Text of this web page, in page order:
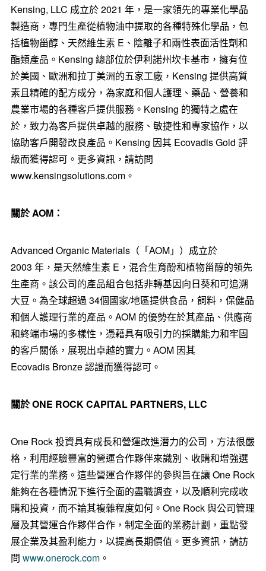
Kensing, LLC 成立於 2021 年，是一家領先的專業化學品
製造商，專門生產從植物油中提取的各種特殊化學品，包
括植物甾醇、天然維生素 E、陰離子和兩性表面活性劑和
酯類產品。Kensing 總部位於伊利諾州坎卡基市，擁有位
於美國、歐洲和拉丁美洲的五家工廠，Kensing 提供高質
素且精確的配方成分，為家庭和個人護理、藥品、營養和
農業市場的各種客戶提供服務。Kensing 的獨特之處在
於，致力為客戶提供卓越的服務、敏捷性和專家協作，以
協助客戶開發改良產品。Kensing 因其 Ecovadis Gold 評
級而獲得認可。更多資訊，請訪問
www.kensingsolutions.com。
關於AOM：
Advanced Organic Materials（「AOM」）成立於
2003 年，是天然維生素 E，混合生育酚和植物甾醇的領先
生產商。該公司的產品組合包括非轉基因向日葵和可追溯
大豆。為全球超過 34個國家/地區提供食品，飼料，保健品
和個人護理行業的產品。AOM 的優勢在於其產品、供應商
和終端市場的多樣性，憑藉具有吸引力的採購能力和牢固
的客戶關係，展現出卓越的實力。AOM 因其
Ecovadis Bronze 認證而獲得認可。
關於ONE ROCK CAPITAL PARTNERS, LLC
One Rock投資具有成長和營運改進潛力的公司，方法很嚴
格，利用經驗豐富的營運合作夥伴來識別、收購和增強選
定行業的業務。這些營運合作夥伴的參與旨在讓One Rock
能夠在各種情況下進行全面的盡職調查，以及順利完成收
購和投資，而不論其複雜程度如何。One Rock 與公司管理
層及其營運合作夥伴合作，制定全面的業務計劃，重點發
展企業及其盈利能力，以提高長期價值。更多資訊，請訪
問 www.onerock.com。